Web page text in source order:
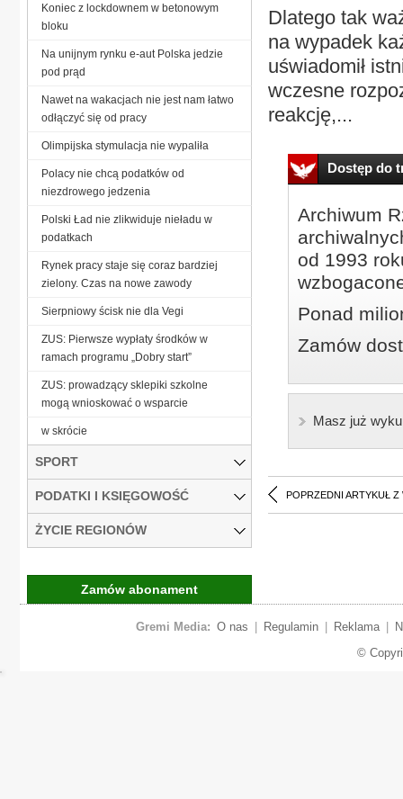
Dlatego tak
na wypadek
uświadomił
wczesne
reakcję,...
Dostęp do
Archiwum
od 1993
Ponad
Zamów
Masz już
POPRZEDNI ARTYKUŁ Z
Koniec z lockdownem w betonowym
bloku
Na unijnym rynku e-aut Polska jedzie
pod prąd
Nawet na wakacjach nie jest nam łatwo
odłączyć się od pracy
Olimpijska stymulacja nie wypaliła
Polacy nie chcą podatków od
niezdrowego jedzenia
Polski Ład nie zlikwiduje nieładu w
podatkach
Rynek pracy staje się coraz bardziej
zielony. Czas na nowe zawody
Sierpniowy ścisk nie dla Vegi
ZUS: Pierwsze wypłaty środków w
ramach programu „Dobry start”
ZUS: prowadzący sklepiki szkolne
mogą wnioskować o wsparcie
w skrócie
SPORT
PODATKI I KSIĘGOWOŚĆ
ŻYCIE REGIONÓW
Zamów abonament
Gremi Media: O nas Regulamin Reklama
©